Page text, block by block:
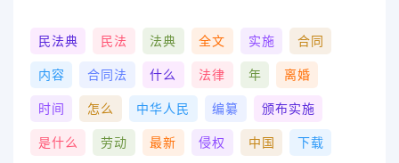
民法典 民法 法典 全文 实施 合同
内容 合同法 什么 法律 年 离婚
时间 怎么 中华人民 编纂 颁布实施
是什么 劳动 最新 侵权 中国 下载